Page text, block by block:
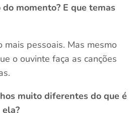
momento? E que temas
pessoais. Mas mesmo
o ouvinte faça as canções
muito diferentes do que é